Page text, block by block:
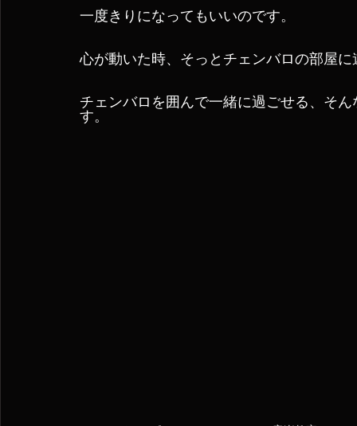
一度きりになってもいいのです。
心が動いた時、そっとチェンバロの部屋
チェンバロを囲んで一緒に過ごせる、そ
す。